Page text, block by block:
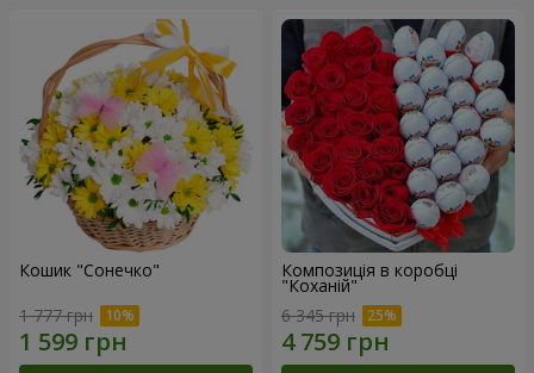
Кошик "Сонечко"
1 777 грн
Композиція в коробці
"Коханій"
6 345 грн